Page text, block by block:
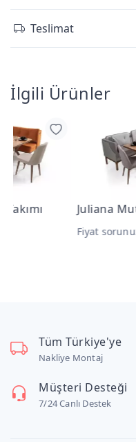
Teslimat
İlgili Ürünler
Juliana Mutfak Takımı
Fiyat sorunuz
Tüm Türkiye'ye
Nakliye Montaj
Müşteri Desteği
7/24 Canlı Destek